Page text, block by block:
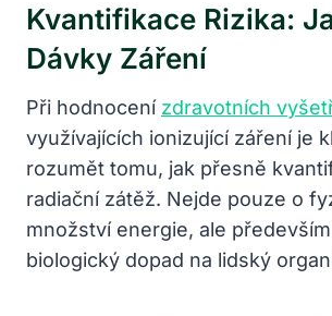
Kvantifikace Rizika:
Dávky Záření
Při hodnocení zdravotních
využívajících ionizující záření je
rozumět tomu, jak přesně
radiační zátěž. Nejde pouze o
množství energie, ale
biologický dopad na lidský